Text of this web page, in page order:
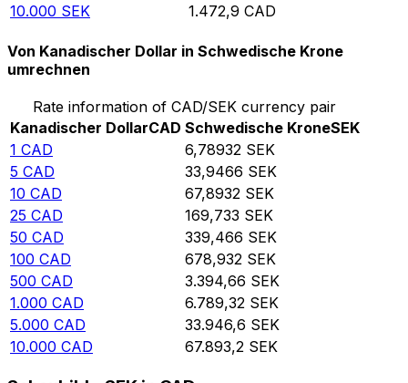
10.000 SEK 1.472,9 CAD
Von Kanadischer Dollar in Schwedische Krone
umrechnen
Rate information of CAD/SEK currency pair
Kanadischer DollarCAD Schwedische KroneSEK
1 CAD 6,78932 SEK
5 CAD 33,9466 SEK
10 CAD 67,8932 SEK
25 CAD 169,733 SEK
50 CAD 339,466 SEK
100 CAD 678,932 SEK
500 CAD 3.394,66 SEK
1.000 CAD 6.789,32 SEK
5.000 CAD 33.946,6 SEK
10.000 CAD 67.893,2 SEK